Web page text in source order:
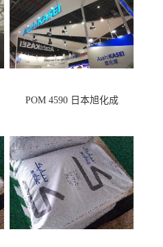
POM 4590 日本旭化成